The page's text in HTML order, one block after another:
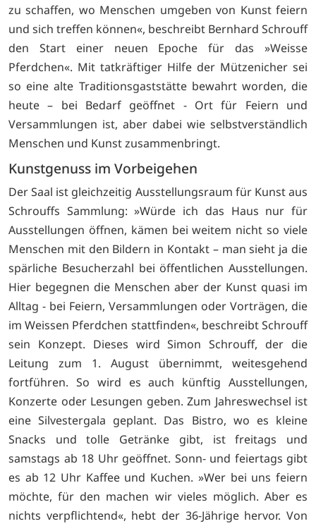
zu schaffen, wo Menschen umgeben von Kunst feiern
und sich treffen können«, beschreibt Bernhard Schrouff
den Start einer neuen Epoche für das »Weisse
Pferdchen«. Mit tatkräftiger Hilfe der Mützenicher sei
so eine alte Traditionsgaststätte bewahrt worden, die
heute – bei Bedarf geöffnet - Ort für Feiern und
Versammlungen ist, aber dabei wie selbstverständlich
Menschen und Kunst zusammenbringt.
Kunstgenuss im Vorbeigehen
Der Saal ist gleichzeitig Ausstellungsraum für Kunst aus
Schrouffs Sammlung: »Würde ich das Haus nur für
Ausstellungen öffnen, kämen bei weitem nicht so viele
Menschen mit den Bildern in Kontakt – man sieht ja die
spärliche Besucherzahl bei öffentlichen Ausstellungen.
Hier begegnen die Menschen aber der Kunst quasi im
Alltag - bei Feiern, Versammlungen oder Vorträgen, die
im Weissen Pferdchen stattfinden«, beschreibt Schrouff
sein Konzept. Dieses wird Simon Schrouff, der die
Leitung zum 1. August übernimmt, weitesgehend
fortführen. So wird es auch künftig Ausstellungen,
Konzerte oder Lesungen geben. Zum Jahreswechsel ist
eine Silvestergala geplant. Das Bistro, wo es kleine
Snacks und tolle Getränke gibt, ist freitags und
samstags ab 18 Uhr geöffnet. Sonn- und feiertags gibt
es ab 12 Uhr Kaffee und Kuchen. »Wer bei uns feiern
möchte, für den machen wir vieles möglich. Aber es
nichts verpflichtend«, hebt der 36-Jährige hervor. Von